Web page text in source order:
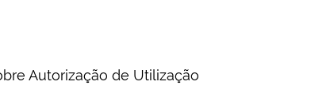
Autorização de Utilização